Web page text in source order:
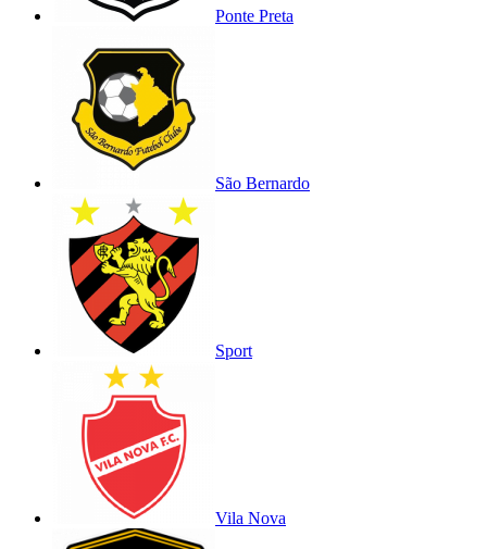
Ponte Preta
São Bernardo
Sport
Vila Nova